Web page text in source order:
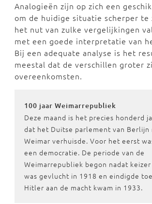
Analogieën zijn op zich een
om de huidige situatie scherper te
het nut van zulke vergelijkingen
met een goede interpretatie van
Bij een adequate analyse is het
meestal dat de verschillen groter
overeenkomsten.
100 jaar Weimarrepubliek
Deze maand is het precies honderd
dat het Duitse parlement van Berlijn
Weimar verhuisde. Voor het eerst
een democratie. De periode van de
Weimarrepubliek begon nadat
was gevlucht in 1918 en eindigde
Hitler aan de macht kwam in 1933.